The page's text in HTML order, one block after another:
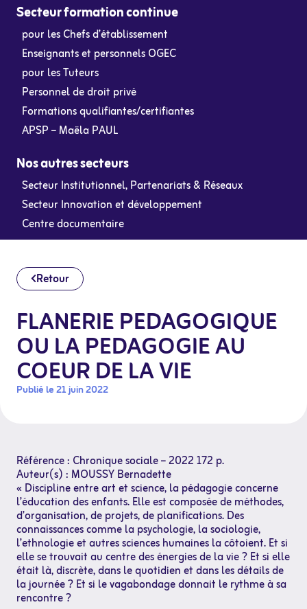
Secteur formation continue
pour les Chefs d’établissement
Enseignants et personnels OGEC
pour les Tuteurs
Personnel de droit privé
Formations qualifiantes/certifiantes
APSP – Maëla PAUL
Nos autres secteurs
Secteur Institutionnel, Partenariats & Réseaux
Secteur Innovation et développement
Centre documentaire
Retour
FLANERIE PEDAGOGIQUE
OU LA PEDAGOGIE AU
COEUR DE LA VIE
Publié le 21 juin 2022
Référence : Chronique sociale – 2022 172 p.
Auteur(s) : MOUSSY Bernadette
« Discipline entre art et science, la pédagogie concerne
l’éducation des enfants. Elle est composée de méthodes,
d’organisation, de projets, de planifications. Des
connaissances comme la psychologie, la sociologie,
l’ethnologie et autres sciences humaines la côtoient. Et si
elle se trouvait au centre des énergies de la vie ? Et si elle
était là, discrète, dans le quotidien et dans les détails de
la journée ? Et si le vagabondage donnait le rythme à sa
rencontre ?